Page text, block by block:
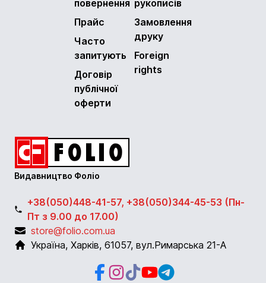
повернення
Прайс
Часто
запитують
Договір
публічної
оферти
рукописів
Замовлення
друку
Foreign
rights
Видавництво Фоліо
+38(050)448-41-57, +38(050)344-45-53 (Пн-
Пт з 9.00 до 17.00)
store@folio.com.ua
Україна, Харків, 61057, вул.Римарська 21-А
Facebook
Instagram
Instagram
YoutubeTelegram